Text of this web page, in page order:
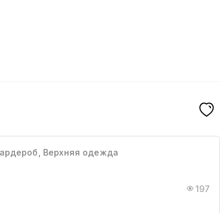
Верхняя одежда
197